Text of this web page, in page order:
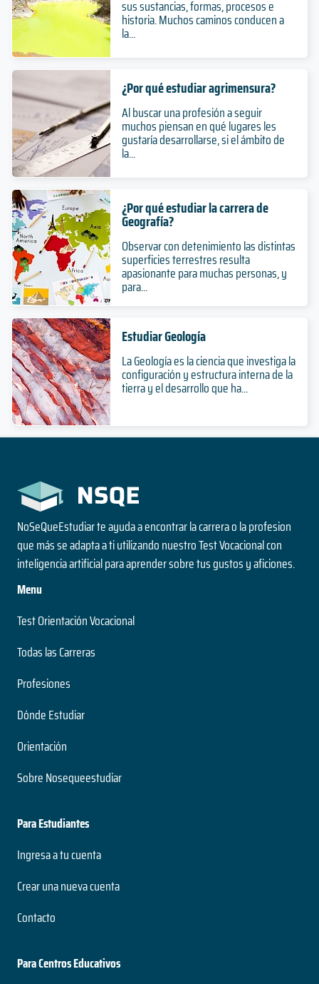
sus sustancias, formas, procesos e
historia. Muchos caminos conducen a
la...
¿Por qué estudiar agrimensura?
Al buscar una profesión a seguir
muchos piensan en qué lugares les
gustaría desarrollarse, si el ámbito de
la...
¿Por qué estudiar la carrera de
Geografía?
Observar con detenimiento las distintas
superficies terrestres resulta
apasionante para muchas personas, y
para...
Estudiar Geología
La Geología es la ciencia que investiga la
configuración y estructura interna de la
tierra y el desarrollo que ha...
NoSeQueEstudiar te ayuda a encontrar la carrera o la profesion
que más se adapta a ti utilizando nuestro Test Vocacional con
inteligencia artificial para aprender sobre tus gustos y aficiones.
Menu
Test Orientación Vocacional
Todas las Carreras
Profesiones
Dónde Estudiar
Orientación
Sobre Nosequeestudiar
Para Estudiantes
Ingresa a tu cuenta
Crear una nueva cuenta
Contacto
Para Centros Educativos